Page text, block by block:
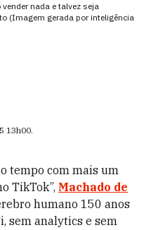
nada e talvez seja
(Imagem gerada por inteligência
13h00.
tempo com mais um
TikTok”, Machado de
humano 150 anos
sem analytics e sem